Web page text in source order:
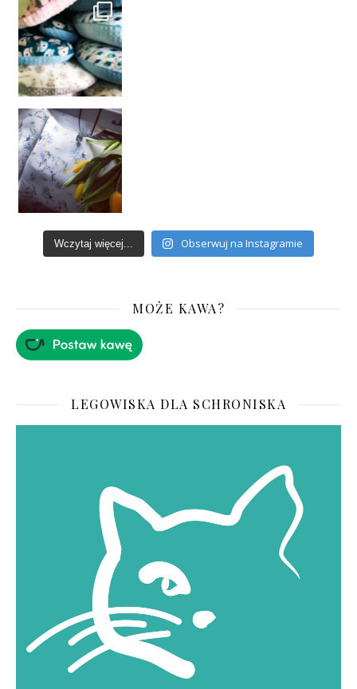
Wczytaj więcej... Obserwuj na Instagramie
MOŻE KAWA?
LEGOWISKA DLA SCHRONISKA